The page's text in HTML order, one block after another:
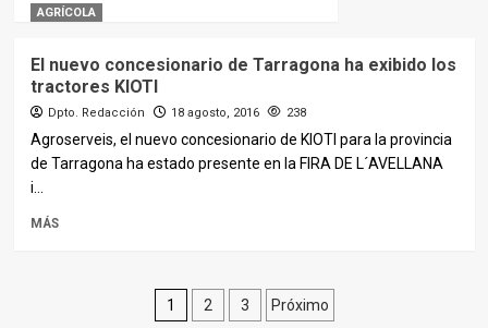
AGRÍCOLA
El nuevo concesionario de Tarragona ha exibido los
tractores KIOTI
Dpto. Redacción 18 agosto, 2016 238
Agroserveis, el nuevo concesionario de KIOTI para la provincia
de Tarragona ha estado presente en la FIRA DE L´AVELLANA
i...
MÁS
Paginación
1 2 3 Próximo